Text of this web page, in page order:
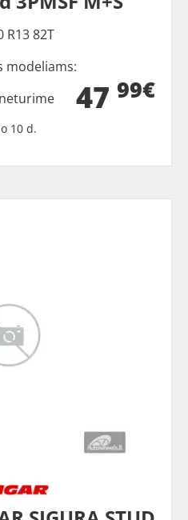
R13 82T
modeliams:
47 99€
10 d.